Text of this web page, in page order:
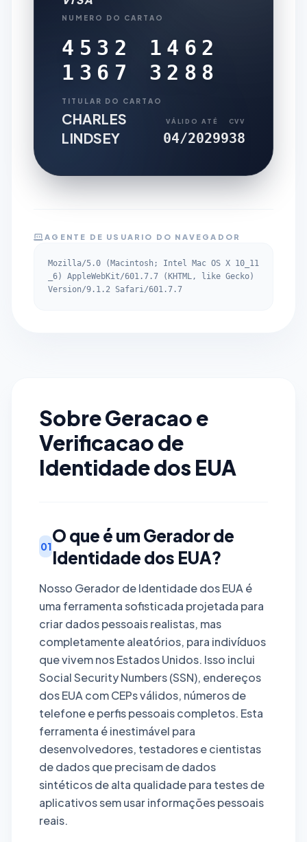
NUMERO DO CARTAO
4532 1462
1367 3288
TITULAR DO CARTAO
CHARLES
LINDSEY
VÁLIDO ATÉ
04/2029
CVV
938
AGENTE DE USUARIO DO NAVEGADOR
Mozilla/5.0 (Macintosh; Intel Mac OS X 10_11
_6) AppleWebKit/601.7.7 (KHTML, like Gecko)
Version/9.1.2 Safari/601.7.7
Sobre Geracao e
Verificacao de
Identidade dos EUA
01
O que é um Gerador de
Identidade dos EUA?
Nosso Gerador de Identidade dos EUA é
uma ferramenta sofisticada projetada para
criar dados pessoais realistas, mas
completamente aleatórios, para indivíduos
que vivem nos Estados Unidos. Isso inclui
Social Security Numbers (SSN), endereços
dos EUA com CEPs válidos, números de
telefone e perfis pessoais completos. Esta
ferramenta é inestimável para
desenvolvedores, testadores e cientistas
de dados que precisam de dados
sintéticos de alta qualidade para testes de
aplicativos sem usar informações pessoais
reais.